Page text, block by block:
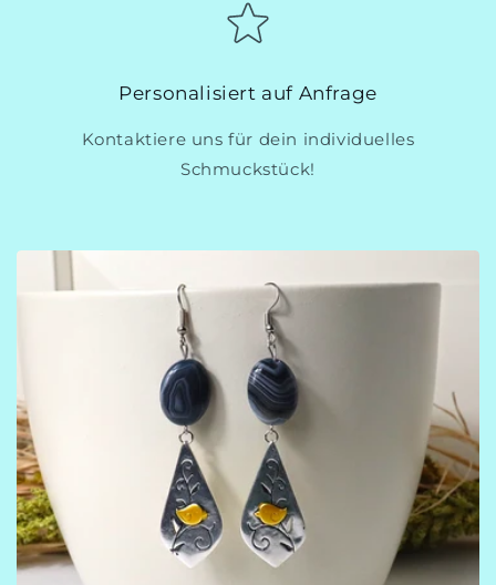
Personalisiert auf Anfrage
Kontaktiere uns für dein individuelles
Schmuckstück!